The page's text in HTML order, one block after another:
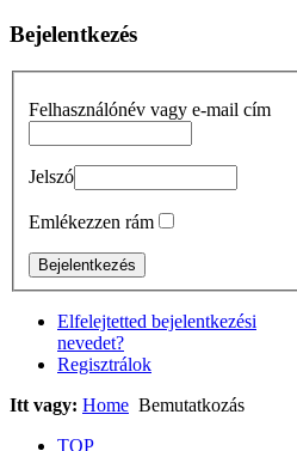
Bejelentkezés
Felhasználónév vagy e-mail cím
Jelszó
Emlékezzen rám
Elfelejtetted bejelentkezési
nevedet?
Regisztrálok
Itt vagy: Home Bemutatkozás
TOP